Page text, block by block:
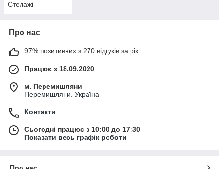
Стелажі
Про нас
97% позитивних з 270 відгуків за рік
Працює з 18.09.2020
м. Перемишляни
Перемишляни, Україна
Контакти
Сьогодні працює з 10:00 до 17:30
Показати весь графік роботи